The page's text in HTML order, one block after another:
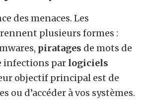
des menaces. Les
plusieurs formes :
piratages de mots de
infections par logiciels
objectif principal est de
ou d’accéder à vos systèmes.